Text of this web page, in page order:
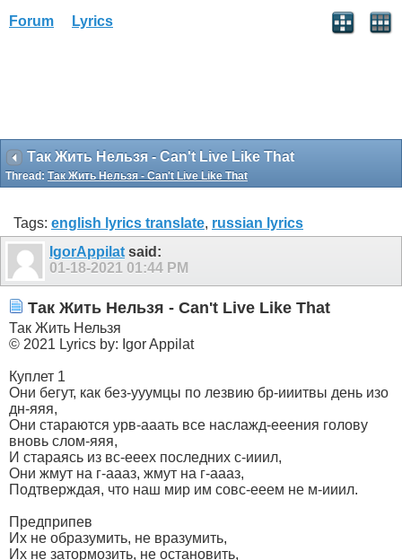
Forum Lyrics
Так Жить Нельзя - Can't Live Like That
Thread: Так Жить Нельзя - Can't Live Like That
Tags: english lyrics translate, russian lyrics
IgorAppilat said:
01-18-2021 01:44 PM
Так Жить Нельзя - Can't Live Like That
Так Жить Нельзя
© 2021 Lyrics by: Igor Appilat
Куплет 1
Они бегут, как без-ууумцы по лезвию бр-ииитвы день изо
дн-яяя,
Они стараются урв-ааать все наслажд-ееения голову
вновь слом-яяя,
И стараясь из вс-ееех последних с-ииил,
Они жмут на г-аааз, жмут на г-аааз,
Подтверждая, что наш мир им совс-ееем не м-ииил.
Предприпев
Их не образумить, не вразумить,
Их не затормозить, не остановить,